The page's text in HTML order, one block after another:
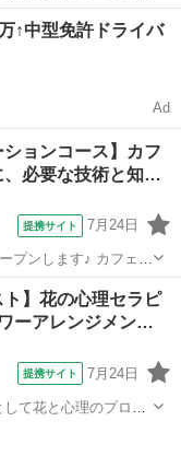
、TOEIC指導のプロ
的に指導・支援を行
↑中型免許ドライバ
Ad
ションコース】カフ
、必要な技術と知…
提携サイト 7月24日
プンします♪ カフェに
ト】花の心理セラピ
ーアレンジメン…
提携サイト 7月24日
て花と心理のプロに!